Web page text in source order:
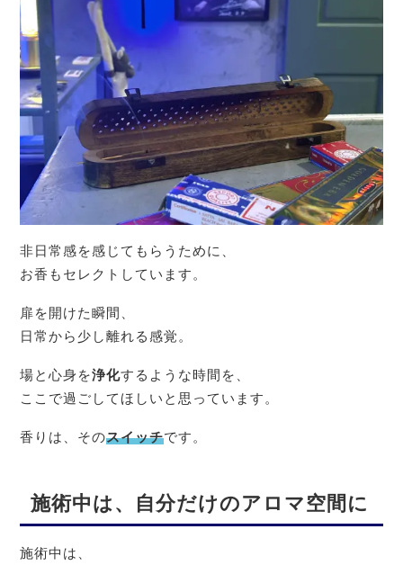
非日常感を感じてもらうために、
お香もセレクトしています。
扉を開けた瞬間、
日常から少し離れる感覚。
場と心身を浄化するような時間を、
ここで過ごしてほしいと思っています。
香りは、そのスイッチです。
施術中は、自分だけのアロマ空間に
施術中は、